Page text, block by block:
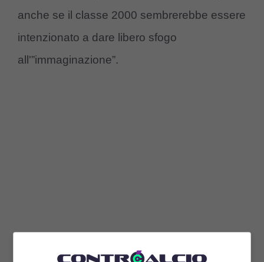
anche se il classe 2000 sembrerebbe essere
intenzionato a dare libero sfogo
all'”immaginazione”.
Ai microfoni de ilThe Athletic, infatti, alla